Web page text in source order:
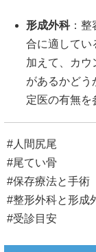
形成外科：整
合に適してい
加えて、カウ
があるかどう
定医の有無を
#人間尻尾
#尾てい骨
#保存療法と手術
#整形外科と形成
#受診目安